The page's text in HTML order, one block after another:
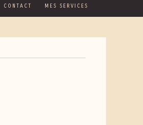
CONTACT MES SERVICES